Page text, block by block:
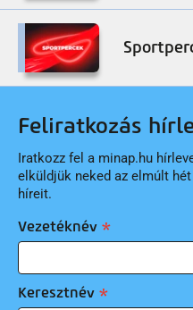
Feliratkozás
Iratkozz fel a minap.hu
elküldjük neked az elmúlt
híreit.
Vezetéknév
Keresztnév